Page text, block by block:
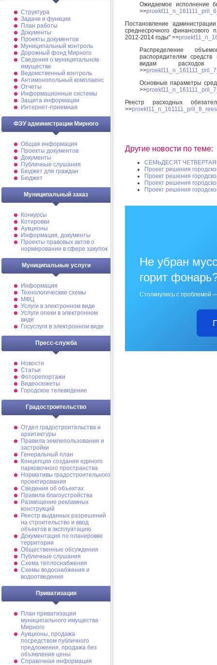
Структура
Задачи и функции
План работы
Документы
Проекты документов
Муниципальный контроль
Дорожный фонд Мирного
Cведения о муниципальном
имуществе
Ведомственный контроль
Антимонопольный комплаенс
Отчеты
Информационные системы
Защита информации
Интернет-приемная
ФЭУ администрации Мирного
Общая информация
Проекты документов
Документы
Публичные слушания
Бюджет для граждан
Бюджет
Муниципальный заказ
Конкурсы
Котировки
Аукционы
Информация, документы
Проекты правовых актов о
нормировании в сфере закупок
Муниципальные услуги
Информация
Технологические схемы
МФЦ
Услуги в электронном виде
Услуги опеки в электронном
виде
Госуслуги в электронном виде
Пресс-служба
Новости
Статьи
Фоторепортажи
Видеосюжеты
Городское телевидение
Градостроительство
Отдел градостроительства и
архитектуры
Правила землепользования и
застройки
Генеральный план
Концепция создания единого
парковочного пространства
Нормативы градостроительного
проектирования
Сведения об объектах
Правила благоустройства
Размещение рекламных
конструкций
Реестр выданных разрешений
на строительство и ввод
объектов в эксплуатацию
Документация по планировке
территории
Общественные обсуждения
Публичные слушания
Схема теплоснабжения
Схемы водоснабжения и
водоотведения
Приватизация
План приватизации
муниципального имущества
Мирного
Аукционы, продажа
посредством публичного
предложения, продажа без
объявления цены
Справочная информация
Ожидаемое
>>
Постановление
среднесрочного
2012-2014 годы" >>
Распределение
распорядителям
видам расходов
>>
Основные параметры
>>
Реестр расходных
>>
Другие новости по теме:
СЕМЬДЕСЯТ ЧЕТВЕРТАЯ
Проект решения
Проект решения
Проект решения
Проект решения
Не убран
горит
Столкнулись с проблемой